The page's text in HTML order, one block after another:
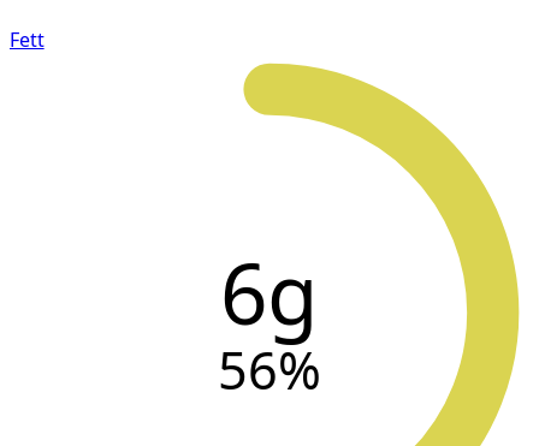
Fett
6g
56%